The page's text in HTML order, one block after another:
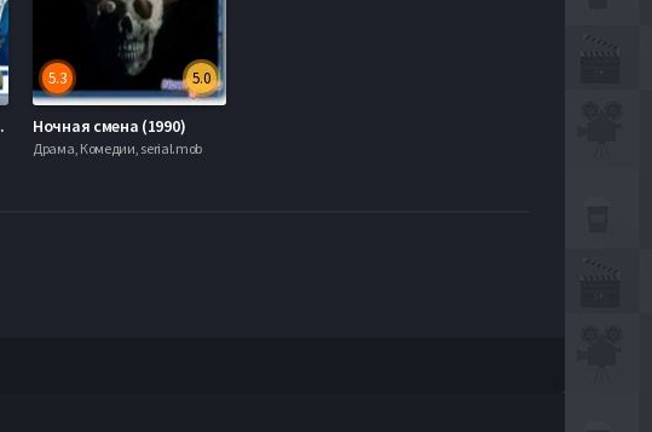
5.0
5.3
Ночная смена (1990)
Драма, Комедии, serial.mob